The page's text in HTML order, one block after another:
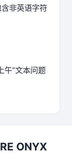
非英语字符
午”文本问题
ONYX